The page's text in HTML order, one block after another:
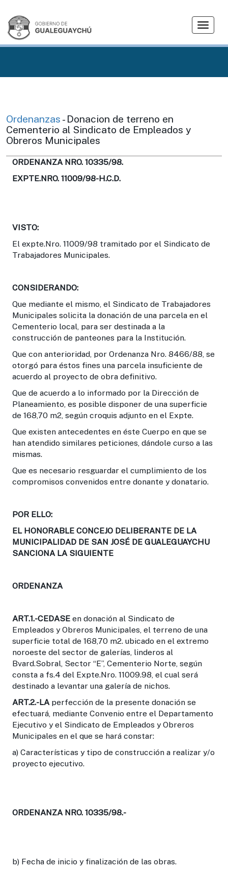
T
g
Ordenanzas - Donacion de terreno en
Cementerio al Sindicato de Empleados y
Obreros Municipales
ORDENANZA NRO. 10335/98.
EXPTE.NRO. 11009/98-H.C.D.
VISTO:
El expte.Nro. 11009/98 tramitado por el Sindicato de
Trabajadores Municipales.
CONSIDERANDO:
Que mediante el mismo, el Sindicato de Trabajadores
Municipales solicita la donación de una parcela en el
Cementerio local, para ser destinada a la
construcción de panteones para la Institución.
Que con anterioridad, por Ordenanza Nro. 8466/88, se
otorgó para éstos fines una parcela insuficiente de
acuerdo al proyecto de obra definitivo.
Que de acuerdo a lo informado por la Dirección de
Planeamiento, es posible disponer de una superficie
de 168,70 m2, según croquis adjunto en el Expte.
Que existen antecedentes en éste Cuerpo en que se
han atendido similares peticiones, dándole curso a las
mismas.
Que es necesario resguardar el cumplimiento de los
compromisos convenidos entre donante y donatario.
POR ELLO:
EL HONORABLE CONCEJO DELIBERANTE DE LA
MUNICIPALIDAD DE SAN JOSÉ DE GUALEGUAYCHU
SANCIONA LA SIGUIENTE
ORDENANZA
ART.1.-CEDASE en donación al Sindicato de
Empleados y Obreros Municipales, el terreno de una
superficie total de 168,70 m2. ubicado en el extremo
noroeste del sector de galerías, linderos al
Bvard.Sobral, Sector “E”, Cementerio Norte, según
consta a fs.4 del Expte.Nro. 11009.98, el cual será
destinado a levantar una galería de nichos.
ART.2.-LA perfección de la presente donación se
efectuará, mediante Convenio entre el Departamento
Ejecutivo y el Sindicato de Empleados y Obreros
Municipales en el que se hará constar:
a) Características y tipo de construcción a realizar y/o
proyecto ejecutivo.
ORDENANZA NRO. 10335/98.-
b) Fecha de inicio y finalización de las obras.